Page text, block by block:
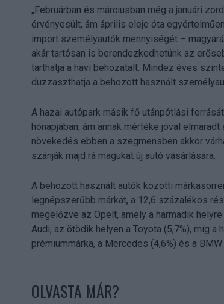
„Februárban és márciusban még a januári
érvényesült, ám április eleje óta
import személyautók mennyiségét –
akár tartósan is berendezkedhetünk az
tarthatja a havi behozatalt. Mindez éves
duzzaszthatja a behozott használt
A hazai autópark másik fő utánpótlási
hónapjában, ám annak mértéke jóval
növekedés ebben a szegmensben akkor
szánják majd rá magukat új autó vásárlására.
A behozott használt autók közötti
legnépszerűbb márkát, a 12,6 százalékos
megelőzve az Opelt, amely a harmadik
Audi, az ötödik helyen a Toyota (5,7%), míg
prémiummárka, a Mercedes (4,6%) és a
OLVASTA MÁR?